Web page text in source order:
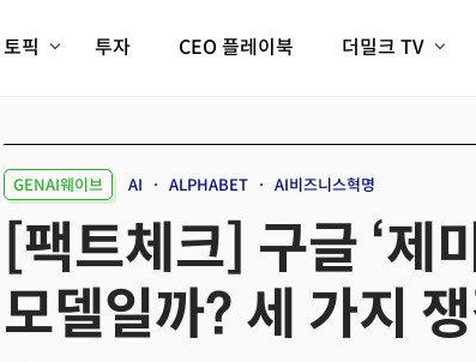
토픽
피지컬AI/로봇
AX비즈니스혁명 미래 교육/직업
전체 기사 보기
투자 CEO 플레이북 더밀크 TV
크리스의 뉴욕 시그널
더밀크 아카데미
더웨이브/트렌드쇼
GENAI웨이브 AI ALPHABET AI비즈니스혁명
[팩트체크] 구글 ‘제
모델일까? 세 가지